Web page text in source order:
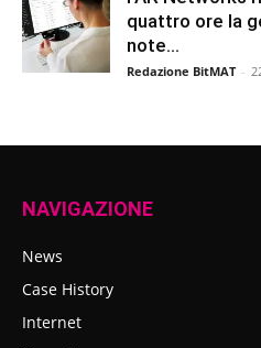
quattro ore la
note...
Redazione BitMAT -
NAVIGAZIONE
News
Case History
Internet